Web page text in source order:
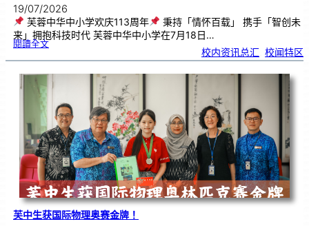
19/07/2026
芙蓉中华中小学欢庆113周年
秉持「情怀百载」 携手「智创未
来」拥抱科技时代 芙蓉中华中小学在7月18日…
閱讀全文:芙
华
小
学
欢庆
周
年
校内资讯总汇 校闻特区
芙中生获国际物理奥赛金牌！